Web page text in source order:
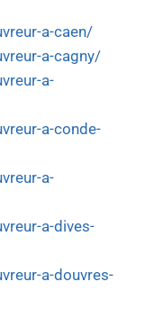
a-caen/
a-cagny/
a-
a-conde-
a-
a-dives-
a-douvres-